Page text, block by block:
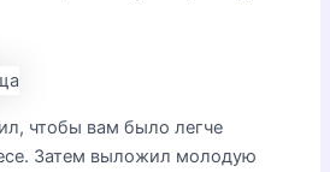
чтобы вам было легче
Затем выложил молодую